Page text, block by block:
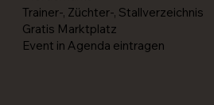
Trainer-, Züchter-, Stallverzeichnis
Gratis Marktplatz
Event in Agenda eintragen